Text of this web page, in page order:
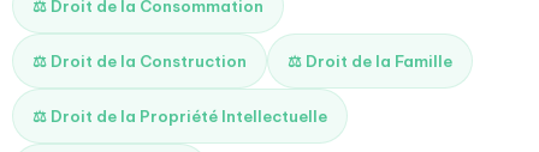
⚖️ Droit de la Consommation
⚖️ Droit de la Construction ⚖️ Droit de la Famille
⚖️ Droit de la Propriété Intellectuelle